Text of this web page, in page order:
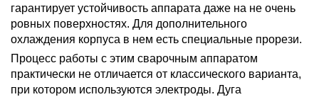
гарантирует устойчивость аппарата даже на не очень
ровных поверхностях. Для дополнительного
охлаждения корпуса в нем есть специальные прорези.
Процесс работы с этим сварочным аппаратом
практически не отличается от классического варианта,
при котором используются электроды. Дуга